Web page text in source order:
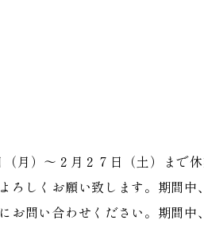
月）～２月２７日（土）まで
ろしくお願い致します。期間中
お問い合わせください。期間中